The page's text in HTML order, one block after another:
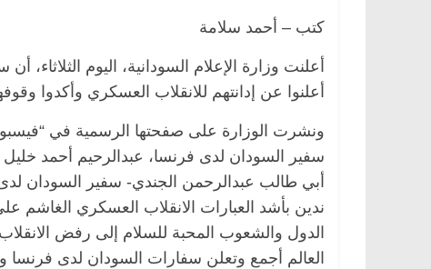
كتب – أحمد سلامة
أعلنت وزارة الإعلام السودانية، اليوم
أعلنوا عن إدانتهم للانقلاب العسكري وأكدوا
ونشرت الوزارة على صفحتها الرسمية في
سفير السودان لدى فرنسا، عبدالرحيم أحمد خليل
أبي طالب عبدالرحمن الجندي- سفير السودان
ندين بأشد العبارات الانقلاب العسكري الغاشم
الدول والشعوب المحبة للسلام إلى رفض الانقلاب
العالم أجمع وتعلن سفارات السودان لدى